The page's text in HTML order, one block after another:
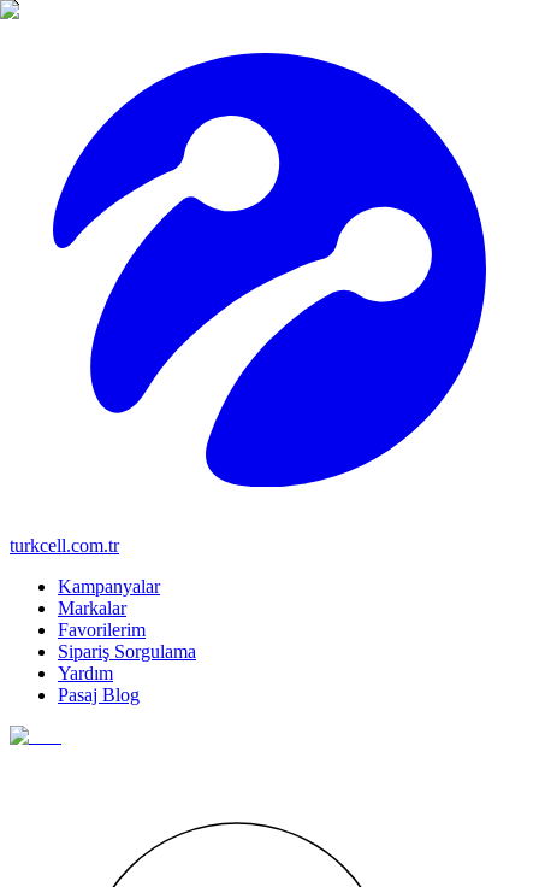
turkcell.com.tr
Kampanyalar
Markalar
Favorilerim
Sipariş Sorgulama
Yardım
Pasaj Blog